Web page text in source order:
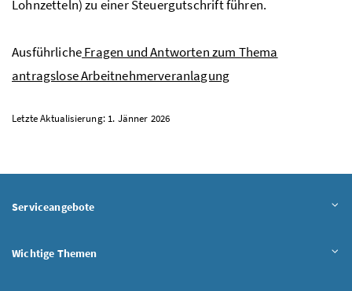
Lohnzetteln) zu einer Steuergutschrift führen.
AusführlicheFragen und Antworten zum Thema
antragslose Arbeitnehmerveranlagung
Letzte Aktualisierung: 1. Jänner 2026
Serviceangebote
Wichtige Themen